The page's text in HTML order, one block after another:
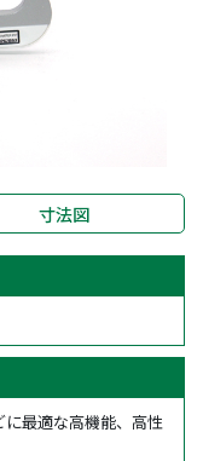
寸法図
最適な高機能、高性